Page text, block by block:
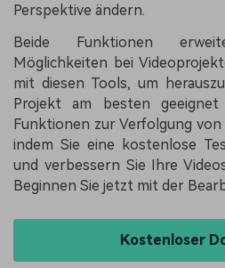
Perspektive ändern.
Beide Funktionen
Möglichkeiten bei
mit diesen Tools, um
Projekt am besten
Funktionen zur Verfolgung
indem Sie eine kostenlose
und verbessern Sie Ihre
Beginnen Sie jetzt mit der
Kostenloser